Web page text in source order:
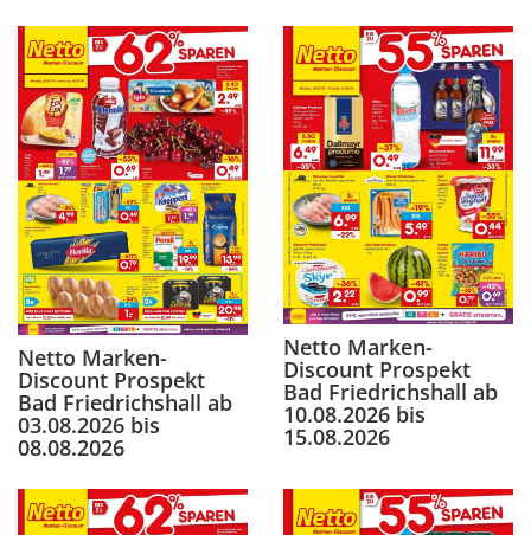
Netto Marken-
Discount Prospekt
Bad Friedrichshall ab
03.08.2026 bis
08.08.2026
Netto Marken-
Discount Prospekt
Bad Friedrichshall ab
10.08.2026 bis
15.08.2026